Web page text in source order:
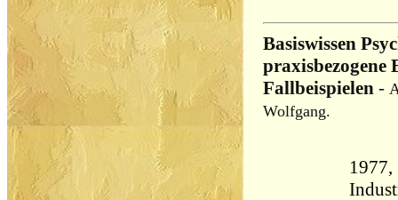
Basiswissen
Fallbeispielen -
Wolfgang.